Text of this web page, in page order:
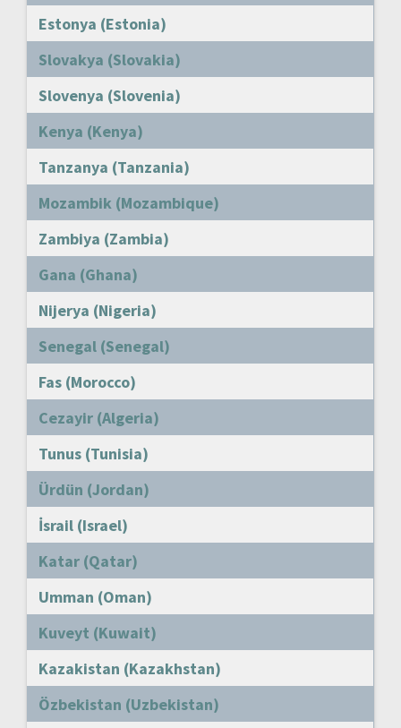
Estonya (Estonia)
Slovakya (Slovakia)
Slovenya (Slovenia)
Kenya (Kenya)
Tanzanya (Tanzania)
Mozambik (Mozambique)
Zambiya (Zambia)
Gana (Ghana)
Nijerya (Nigeria)
Senegal (Senegal)
Fas (Morocco)
Cezayir (Algeria)
Tunus (Tunisia)
Ürdün (Jordan)
İsrail (Israel)
Katar (Qatar)
Umman (Oman)
Kuveyt (Kuwait)
Kazakistan (Kazakhstan)
Özbekistan (Uzbekistan)